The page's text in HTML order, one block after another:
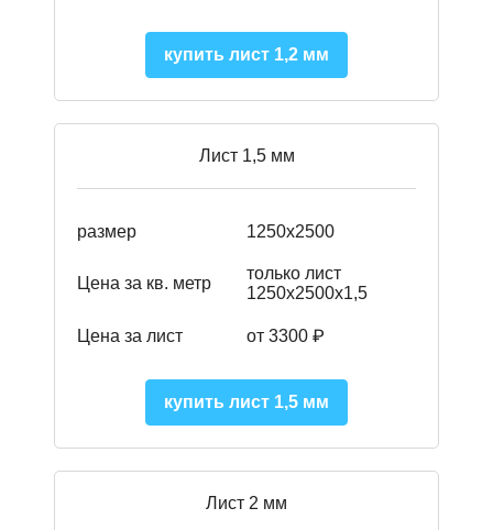
купить лист 1,2 мм
Лист 1,5 мм
размер 1250х2500
Цена за кв. метр
только лист
1250х2500х1,5
Цена за лист от 3300 ₽
купить лист 1,5 мм
Лист 2 мм